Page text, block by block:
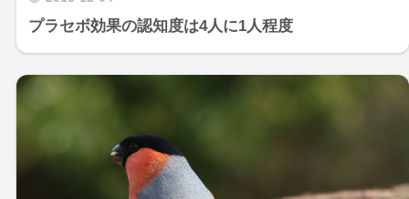
プラセボ効果の認知度は4人に1人程度